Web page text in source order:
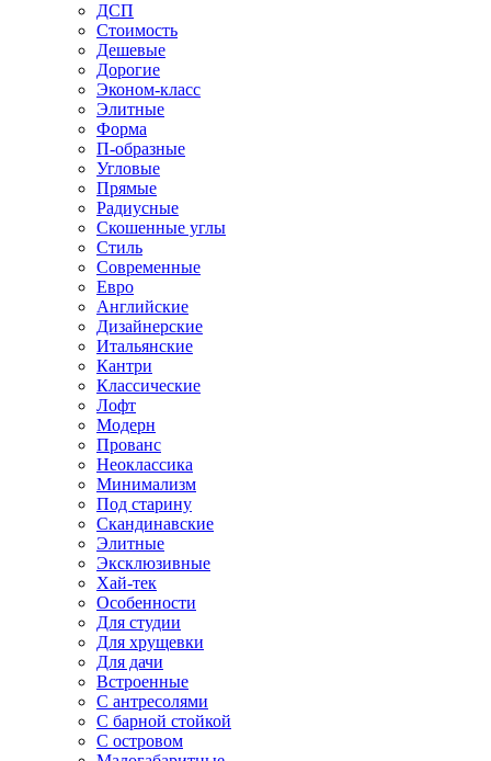
ДСП
Стоимость
Дешевые
Дорогие
Эконом-класс
Элитные
Форма
П-образные
Угловые
Прямые
Радиусные
Скошенные углы
Стиль
Современные
Евро
Английские
Дизайнерские
Итальянские
Кантри
Классические
Лофт
Модерн
Прованс
Неоклассика
Минимализм
Под старину
Скандинавские
Элитные
Эксклюзивные
Хай-тек
Особенности
Для студии
Для хрущевки
Для дачи
Встроенные
С антресолями
С барной стойкой
С островом